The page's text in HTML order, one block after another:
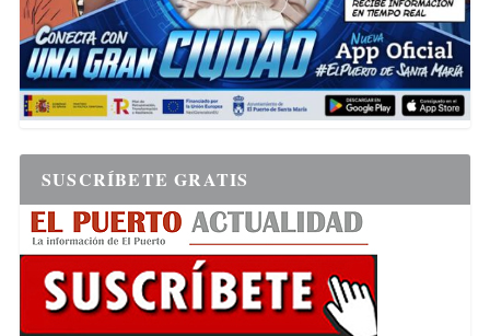
SUSCRÍBETE GRATIS